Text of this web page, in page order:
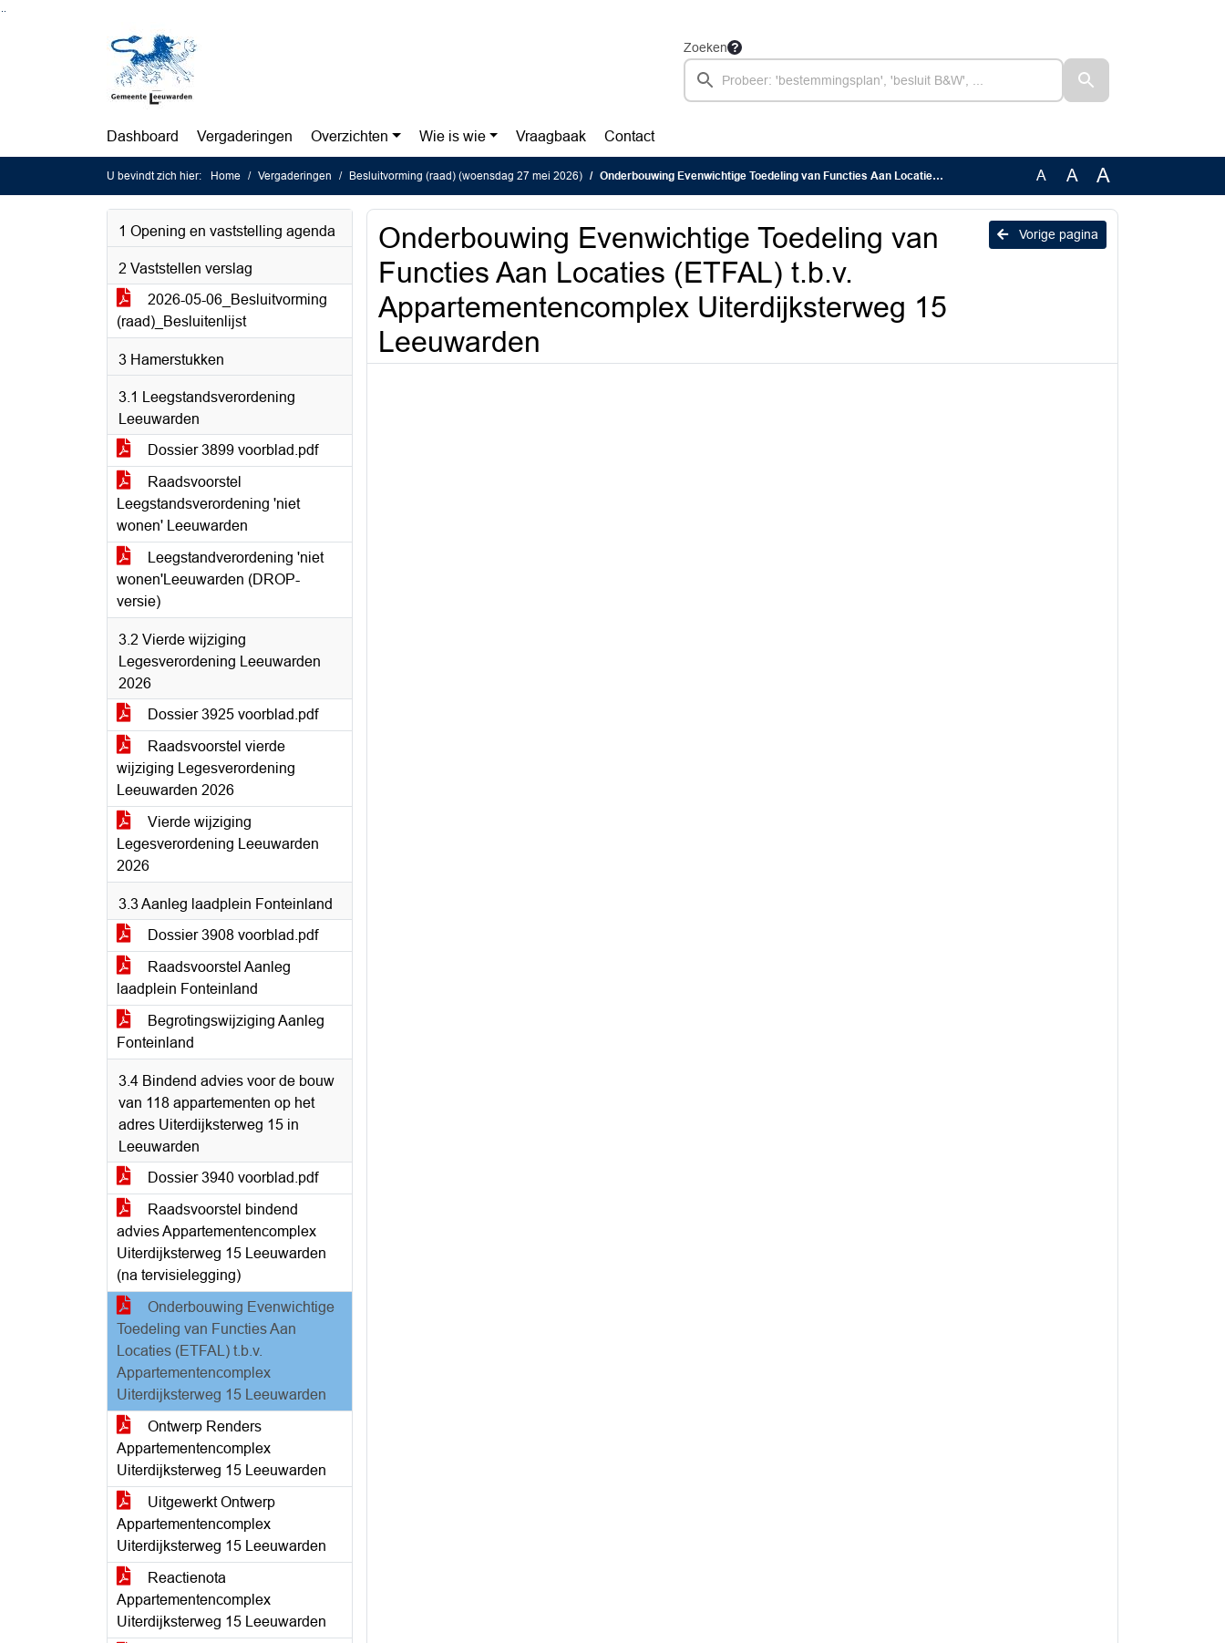
Zoeken
Dashboard Vergaderingen Overzichten Wie is wie Vraagbaak Contact
U bevindt zich hier: Home Vergaderingen Besluitvorming (raad) (woensdag 27 mei 2026) Onderbouwing Evenwichtige Toedeling van Functies Aan Locaties (ETFAL) t.b.v. Appartementencomplex Uiterdijksterweg 15 Leeuwarden A A A
1 Opening en vaststelling agenda
2 Vaststellen verslag
2026-05-06_Besluitvorming
(raad)_Besluitenlijst
3 Hamerstukken
3.1 Leegstandsverordening
Leeuwarden
Dossier 3899 voorblad.pdf
Raadsvoorstel
Leegstandsverordening 'niet
wonen' Leeuwarden
Leegstandverordening 'niet
wonen'Leeuwarden (DROP-
versie)
3.2 Vierde wijziging
Legesverordening Leeuwarden
2026
Dossier 3925 voorblad.pdf
Raadsvoorstel vierde
wijziging Legesverordening
Leeuwarden 2026
Vierde wijziging
Legesverordening Leeuwarden
2026
3.3 Aanleg laadplein Fonteinland
Dossier 3908 voorblad.pdf
Raadsvoorstel Aanleg
laadplein Fonteinland
Begrotingswijziging Aanleg
Fonteinland
3.4 Bindend advies voor de bouw
van 118 appartementen op het
adres Uiterdijksterweg 15 in
Leeuwarden
Dossier 3940 voorblad.pdf
Raadsvoorstel bindend
advies Appartementencomplex
Uiterdijksterweg 15 Leeuwarden
(na tervisielegging)
Onderbouwing Evenwichtige
Toedeling van Functies Aan
Locaties (ETFAL) t.b.v.
Appartementencomplex
Uiterdijksterweg 15 Leeuwarden
Ontwerp Renders
Appartementencomplex
Uiterdijksterweg 15 Leeuwarden
Uitgewerkt Ontwerp
Appartementencomplex
Uiterdijksterweg 15 Leeuwarden
Reactienota
Appartementencomplex
Uiterdijksterweg 15 Leeuwarden
Vorige pagina
Onderbouwing Evenwichtige Toedeling van
Functies Aan Locaties (ETFAL) t.b.v.
Appartementencomplex Uiterdijksterweg 15
Leeuwarden